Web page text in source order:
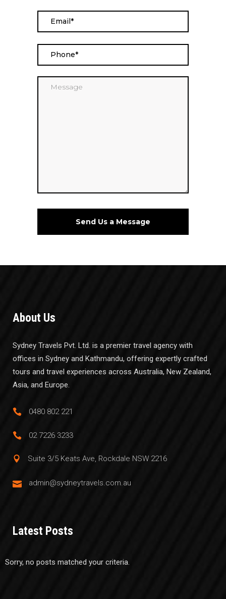
About Us
Sydney Travels Pvt. Ltd. is a premier travel agency with
offices in Sydney and Kathmandu, offering expertly crafted
tours and travel experiences across Australia, New Zealand,
Asia, and Europe.
0480 802 221
02 7226 3233
Suite 3/5 Keats Ave, Rockdale NSW 2216
admin@sydneytravels.com.au
Latest Posts
Sorry, no posts matched your criteria.